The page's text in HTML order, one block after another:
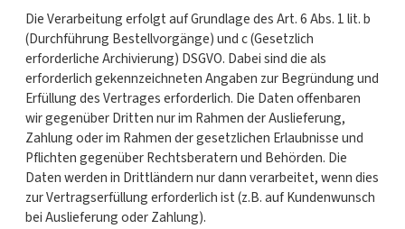
Die Verarbeitung erfolgt auf Grundlage des Art. 6 Abs. 1 lit. b
(Durchführung Bestellvorgänge) und c (Gesetzlich
erforderliche Archivierung) DSGVO. Dabei sind die als
erforderlich gekennzeichneten Angaben zur Begründung und
Erfüllung des Vertrages erforderlich. Die Daten offenbaren
wir gegenüber Dritten nur im Rahmen der Auslieferung,
Zahlung oder im Rahmen der gesetzlichen Erlaubnisse und
Pflichten gegenüber Rechtsberatern und Behörden. Die
Daten werden in Drittländern nur dann verarbeitet, wenn dies
zur Vertragserfüllung erforderlich ist (z.B. auf Kundenwunsch
bei Auslieferung oder Zahlung).